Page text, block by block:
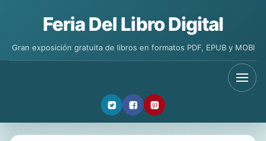
Feria Del Libro Digital
Gran exposición gratuita de libros en formatos PDF, EPUB y MOBI